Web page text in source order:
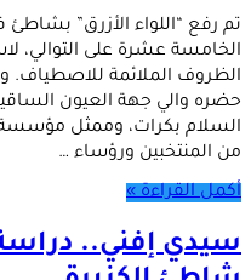
تم رفع “اللواء الأزرق” بشاطئ
الخامسة عشرة على التوالي،
الظروف الملائمة للاصطياف.
حضره والي جهة العيون
السلام بكرات، وممثل مؤسسة
من المنتخبين ورؤساء …
أكمل القراءة »
سيدي إفني..